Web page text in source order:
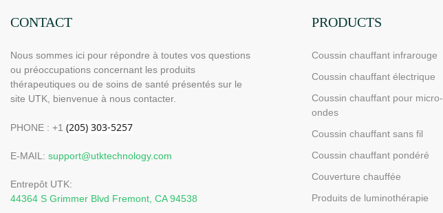
CONTACT
Nous sommes ici pour répondre à toutes vos questions
ou préoccupations concernant les produits
thérapeutiques ou de soins de santé présentés sur le
site UTK, bienvenue à nous contacter.
PHONE : +1
E-MAIL: support@utktechnology.com
Entrepôt UTK:
44364 S Grimmer Blvd Fremont, CA 94538
PRODUCTS
Coussin chauffant infrarouge
Coussin chauffant électrique
Coussin chauffant pour micro-
ondes
Coussin chauffant sans fil
Coussin chauffant pondéré
Couverture chauffée
Produits de luminothérapie